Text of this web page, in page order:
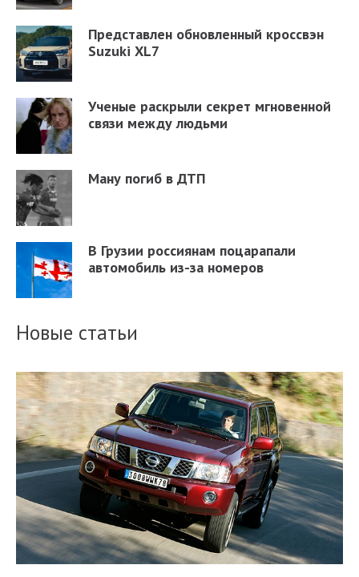
Представлен обновленный кроссвэн
Suzuki XL7
Ученые раскрыли секрет мгновенной
связи между людьми
Ману погиб в ДТП
В Грузии россиянам поцарапали
автомобиль из-за номеров
Новые статьи